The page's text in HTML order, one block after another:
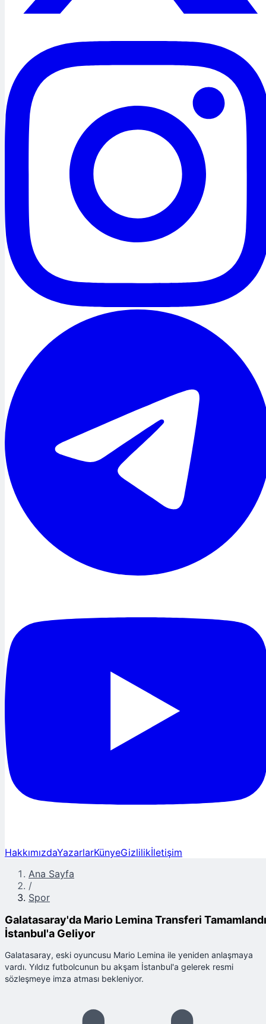
HakkımızdaYazarlarKünyeGizlilikİletişim
Ana Sayfa
/
Spor
Galatasaray'da Mario Lemina Transferi
İstanbul'a Geliyor
Galatasaray, eski oyuncusu Mario Lemina ile yeniden anlaşmaya
vardı. Yıldız futbolcunun bu akşam İstanbul'a gelerek resmi
sözleşmeye imza atması bekleniyor.